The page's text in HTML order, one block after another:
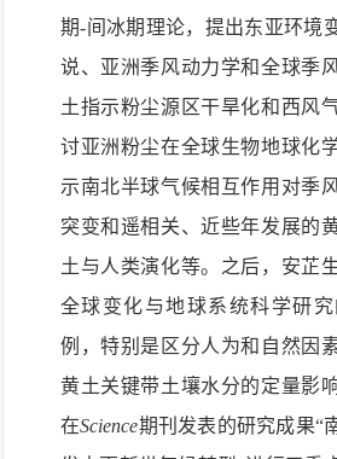
期-间冰期理论，提出东亚环境
说、亚洲季风动力学和全球季
土指示粉尘源区干旱化和西风
讨亚洲粉尘在全球生物地球化
示南北半球气候相互作用对季
突变和遥相关、近些年发展的
土与人类演化等。之后，安芷
全球变化与地球系统科学研
例，特别是区分人为和自然因
黄土关键带土壤水分的定量影
在Science期刊发表的研究成果“